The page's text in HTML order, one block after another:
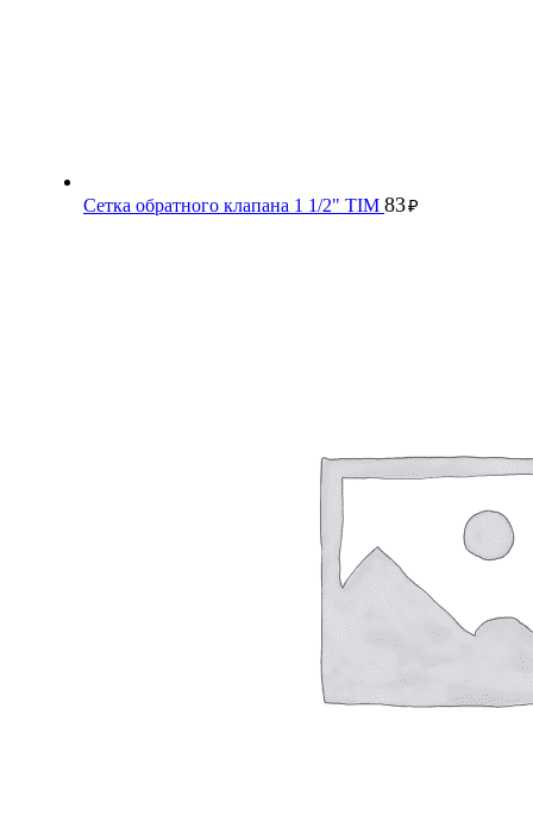
Сетка обратного клапана 1 1/2" TIM 83₽